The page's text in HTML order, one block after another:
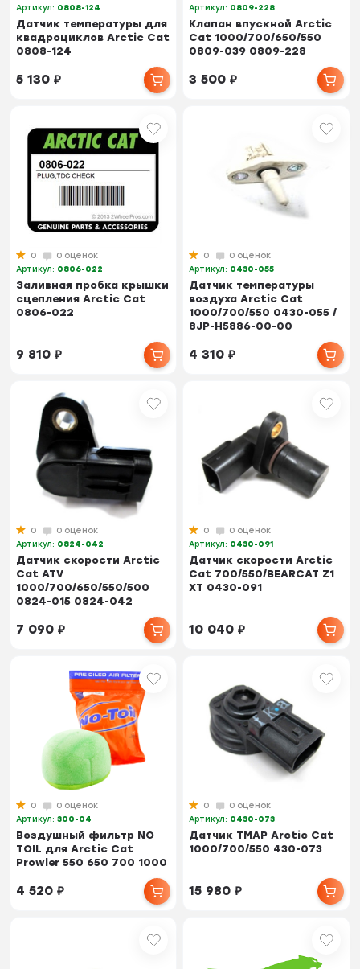
Артикул: 0808-124
Датчик температуры для
квадроциклов Arctic Cat
0808-124
5 130₽
Артикул: 0809-228
Клапан впускной Arctic
Cat 1000/700/650/550
0809-039 0809-228
3 500₽
0
0 оценок
Артикул: 0806-022
Заливная пробка крышки
сцепления Arctic Cat
0806-022
9 810₽
0
0 оценок
Артикул: 0430-055
Датчик температуры
воздуха Arctic Cat
1000/700/550 0430-055 /
8JP-H5886-00-00
4 310₽
0
0 оценок
Артикул: 0824-042
Датчик скорости Arctic
Cat ATV
1000/700/650/550/500
0824-015 0824-042
7 090₽
0
0 оценок
Артикул: 0430-091
Датчик скорости Arctic
Cat 700/550/BEARCAT Z1
XT 0430-091
10 040₽
0
0 оценок
Артикул:300-04
Воздушный фильтр NO
TOIL для Arctic Cat
Prowler 550 650 700 1000
4 520₽
0
0 оценок
Артикул: 0430-073
Датчик TMAP Arctic Cat
1000/700/550 430-073
15 980₽